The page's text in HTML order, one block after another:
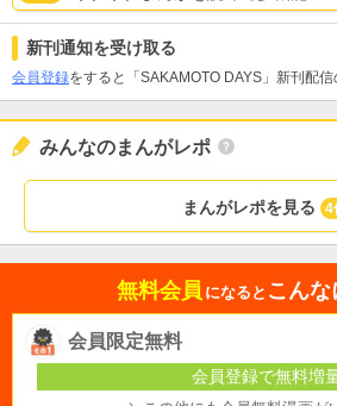
新刊通知を受け取る
会員登録をすると「SAKAMOTO DAYS」新刊配信
みんなのまんがレポ
まんがレポを見る 4
無料会員 になると こんな
会員限定無料
会員登録で無料増